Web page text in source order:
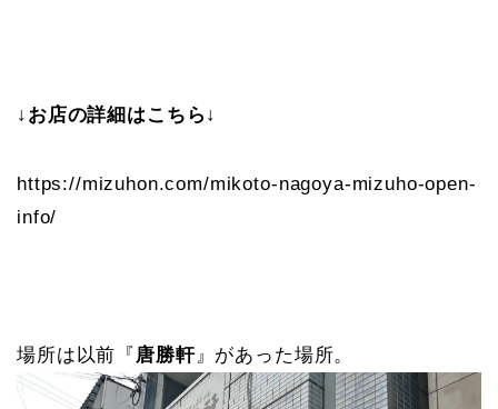
↓お店の詳細はこちら↓
https://mizuhon.com/mikoto-nagoya-mizuho-open-
info/
場所は以前『 唐勝軒』があった場所。